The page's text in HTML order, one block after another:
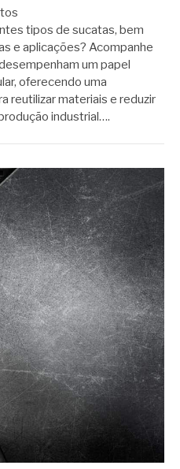
tipos de sucatas, bem
e aplicações? Acompanhe
um papel
oferecendo uma
reutilizar materiais e reduzir
industrial….